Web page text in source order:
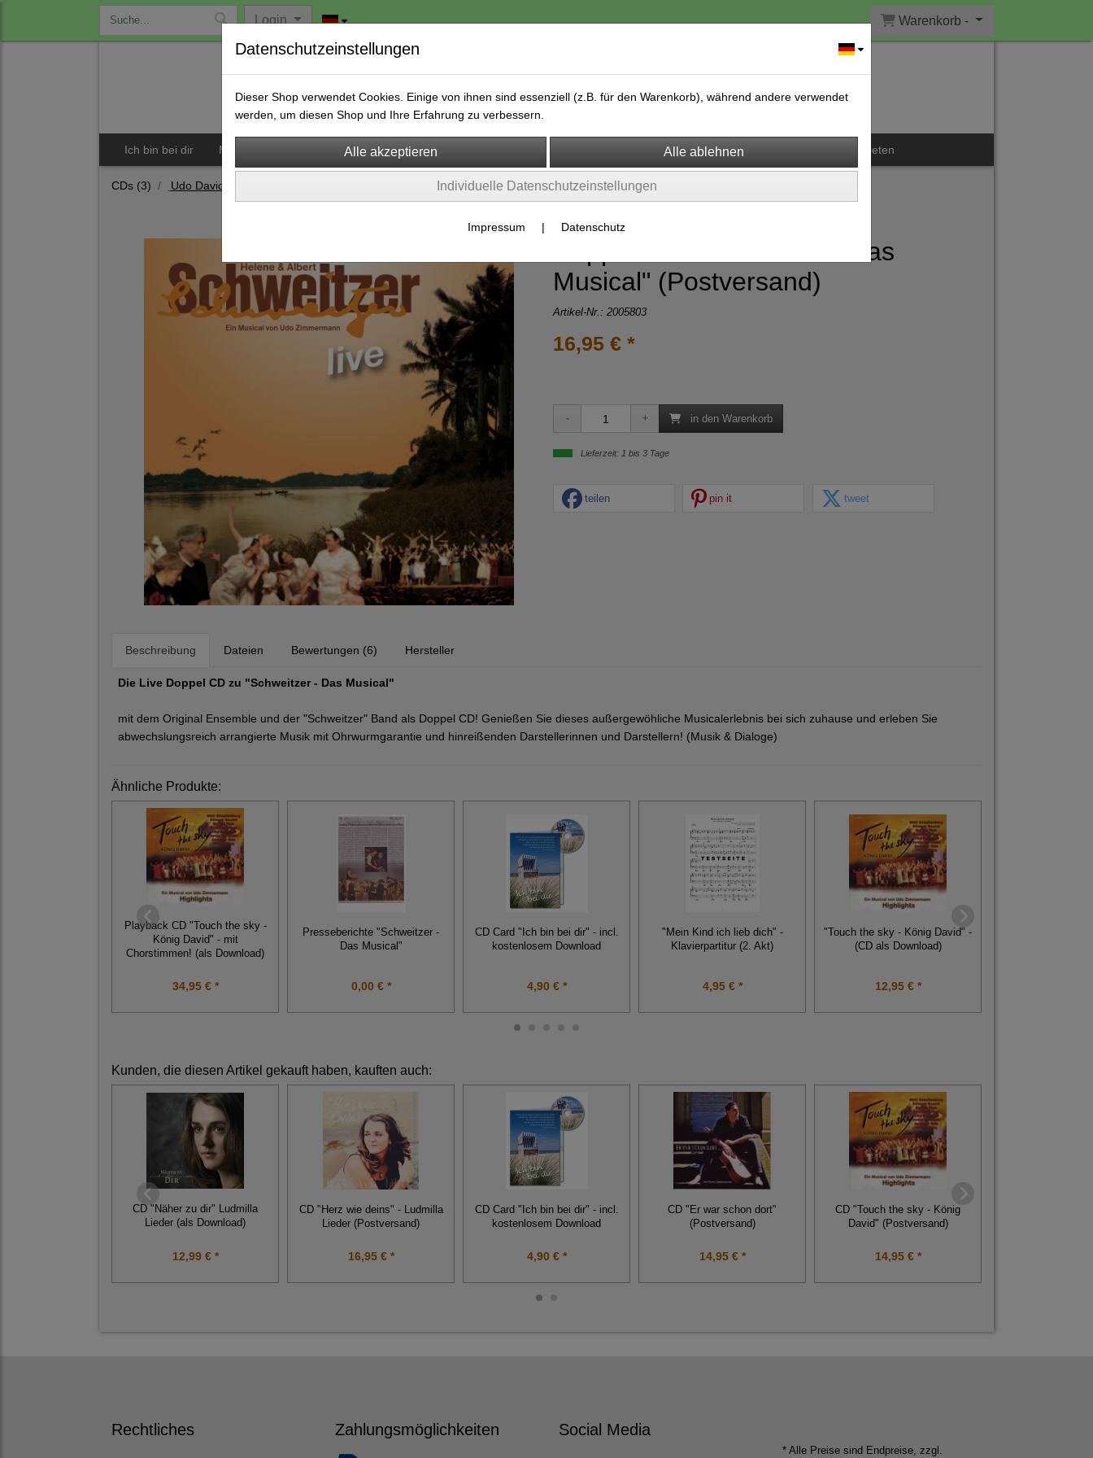
Login Warenkorb -
Ich bin bei dir Musicals Songs & Playbacks Lizenz "Ich bin bei dir" Kontakt Kulturwerk mieten
CDs (3) Udo David Zimmermann
Doppel CD "Schweitzer - Das
Musical" (Postversand)
Artikel-Nr.: 2005803
16,95 € *
in den Warenkorb
Lieferzeit: 1 bis 3 Tage
teilen pin it tweet
Beschreibung Dateien Bewertungen (6) Hersteller
Die Live Doppel CD zu "Schweitzer - Das Musical"
mit dem Original Ensemble und der "Schweitzer" Band als Doppel CD! Genießen Sie dieses außergewöhliche Musicalerlebnis bei sich zuhause und erleben Sie
abwechslungsreich arrangierte Musik mit Ohrwurmgarantie und hinreißenden Darstellerinnen und Darstellern! (Musik & Dialoge)
Ähnliche Produkte:
Playback CD "Touch the sky -
König David" - mit
Chorstimmen! (als Download)
34,95 € *
Presseberichte "Schweitzer -
Das Musical"
0,00 € *
CD Card "Ich bin bei dir" - incl.
kostenlosem Download
4,90 € *
"Mein Kind ich lieb dich" -
Klavierpartitur (2. Akt)
4,95 € *
"Touch the sky - König David" -
(CD als Download)
12,95 € *
Kunden, die diesen Artikel gekauft haben, kauften auch:
CD "Näher zu dir" Ludmilla
Lieder (als Download)
12,99 € *
CD "Herz wie deins" - Ludmilla
Lieder (Postversand)
16,95 € *
CD Card "Ich bin bei dir" - incl.
kostenlosem Download
4,90 € *
CD "Er war schon dort"
(Postversand)
14,95 € *
CD "Touch the sky - König
David" (Postversand)
14,95 € *
Rechtliches Zahlungsmöglichkeiten Social Media
* Alle Preise sind Endpreise, zzgl.
Datenschutzeinstellungen
Dieser Shop verwendet Cookies. Einige von ihnen sind essenziell (z.B. für den Warenkorb), während andere verwendet
werden, um diesen Shop und Ihre Erfahrung zu verbessern.
Individuelle Datenschutzeinstellungen
Impressum | Datenschutz